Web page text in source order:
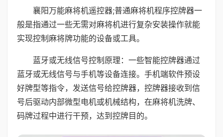
襄阳万能麻将机遥控器;普通麻将机程序控牌器一
般是指通过一些无需对麻将机进行复杂安装操作就能
实现控制麻将牌功能的设备或工具。
蓝牙或无线信号控制原理：一些智能控牌器通过
蓝牙或无线信号与手机等设备连接。手机端软件预设
好牌型等指令，发送信号给控牌器，控牌器接收到信
号后驱动内部微型电机或机械结构，在麻将机洗牌、
码牌过程中进行干预，达到控牌目的。